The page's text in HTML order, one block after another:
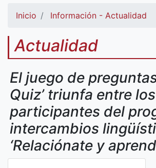
Inicio Información - Actualidad
Actualidad
El juego de
Quiz’ triunfa entre los
participantes del
intercambios
‘Relaciónate y